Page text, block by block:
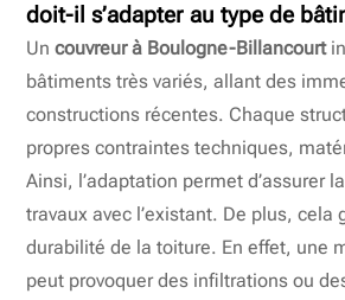
doit-il s’adapter au type de
Uncouvreur à Boulogne-Billancourt
bâtiments très variés, allant des
constructions récentes. Chaque
propres contraintes techniques,
Ainsi, l’adaptation permet d’assurer
travaux avec l’existant. De plus, cela
durabilité de la toiture. En effet, une
peut provoquer des infiltrations ou